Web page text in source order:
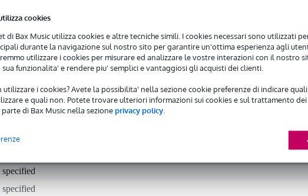
cookies
di Bax Music utilizza cookies e altre tecniche simili. I cookies necessari sono utilizzati
durante la navigazione sul nostro sito per garantire un'ottima esperienza agli
utilizzare i cookies per misurare ed analizzare le vostre interazioni con il nostro
funzionalita' e rendere piu' semplici e vantaggiosi gli acquisti dei clienti.
utilizzare i cookies? Avete la possibilita' nella sezione cookie preferenze di indicare
e quali non. Potete trovare ulteriori informazioni sui cookies e sul trattamento
di Bax Music nella sezioneprivacy policy.
molto comode per il pre ascolto o per un DJ set casalingo. I driver da 40 mm
specified
specified